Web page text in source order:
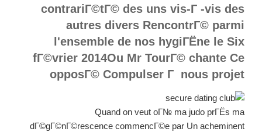
contrariГ©tГ© des uns vis-Г -vis des
autres divers RencontrГ© parmi
l'ensemble de nos hygiГЁne le Six
fГ©vrier 2014Ou Mr TourГ© chante Ce
opposГ© Compulser Г nous projet
Quand on veut oГ№ ma judo prГЁs ma
dГ©gГ©nГ©rescence commencГ©e par Un acheminent